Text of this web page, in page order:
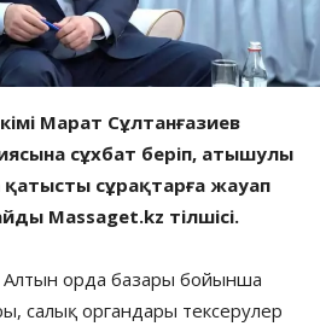
Марат Сұлтанғазиев
сұхбат беріп, атышулы
сұрақтарға жауап
Massaget.kz тілшісі.
Алтын орда базары бойынша
салық органдары тексерулер